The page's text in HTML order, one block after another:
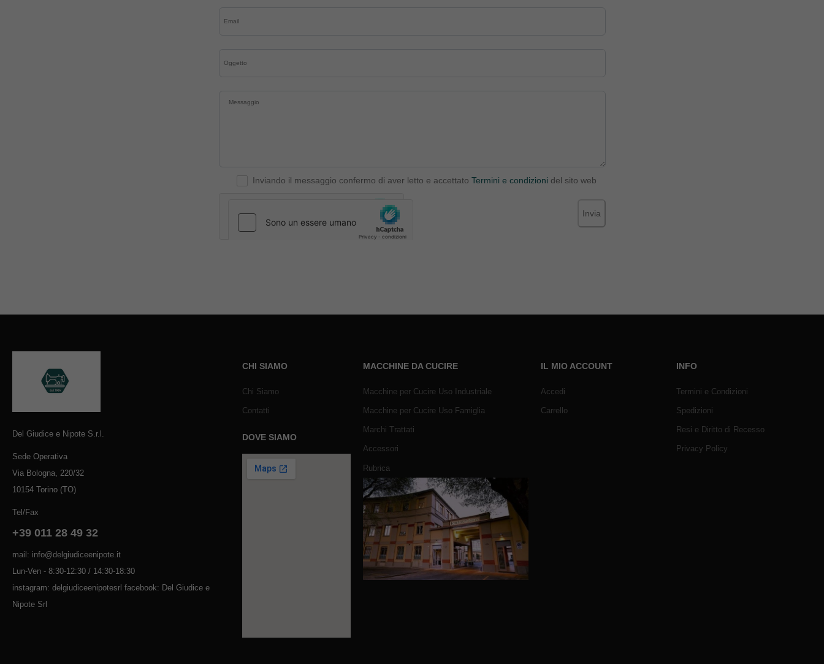
Inviando il messaggio confermo di aver letto e accettato Termini e condizioni del sito web
Invia
Del Giudice e Nipote S.r.l.
Sede Operativa
Via Bologna, 220/32
10154 Torino (TO)
Tel/Fax
+39 011 28 49 32
mail: info@delgiudiceenipote.it
Lun-Ven - 8:30-12:30 / 14:30-18:30
instagram: delgiudiceenipotesrl facebook: Del Giudice e
Nipote Srl
CHI SIAMO
Chi Siamo
Contatti
DOVE SIAMO
MACCHINE DA CUCIRE
Macchine per Cucire Uso Industriale
Macchine per Cucire Uso Famiglia
Marchi Trattati
Accessori
Rubrica
IL MIO ACCOUNT
Accedi
Carrello
INFO
Termini e Condizioni
Spedizioni
Resi e Diritto di Recesso
Privacy Policy